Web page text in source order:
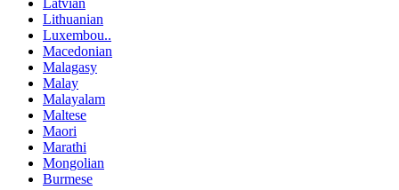
Latvian
Lithuanian
Luxembou..
Macedonian
Malagasy
Malay
Malayalam
Maltese
Maori
Marathi
Mongolian
Burmese